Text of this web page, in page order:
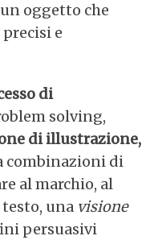
oggetto che
e
di
solving,
di illustrazione,
combinazioni di
al marchio, al
una visione
persuasivi